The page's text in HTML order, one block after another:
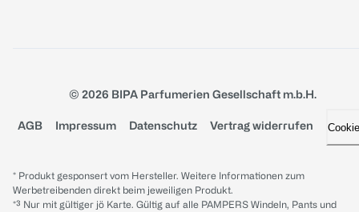
© 2026 BIPA Parfumerien Gesellschaft m.b.H.
AGB Impressum Datenschutz Vertrag widerrufen
* Produkt gesponsert vom Hersteller. Weitere Informationen zum
Werbetreibenden direkt beim jeweiligen Produkt.
*³ Nur mit gültiger jö Karte. Gültig auf alle PAMPERS Windeln, Pants und